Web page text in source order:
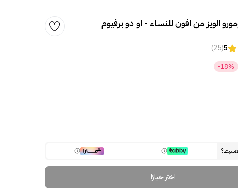
الويز من افون للنساء - او دو برفيوم
5
(25)
-18%
اختر خيارًا